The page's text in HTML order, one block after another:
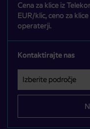
Cena za klice iz
EUR/klic, ceno za
operaterji.
Kontaktirajte nas
Izberite področje
Področje je obvezno